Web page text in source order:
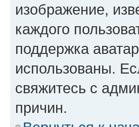
изображение,
каждого
поддержка
использованы.
свяжитесь с
причин.